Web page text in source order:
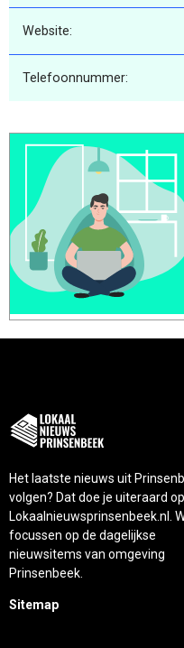
Website:
Telefoonnummer:
Het laatste nieuws uit
volgen? Dat doe je uiteraard op
Lokaalnieuwsprinsenbeek.nl.
focussen op de dagelijkse
nieuwsitems van omgeving
Prinsenbeek.
Sitemap